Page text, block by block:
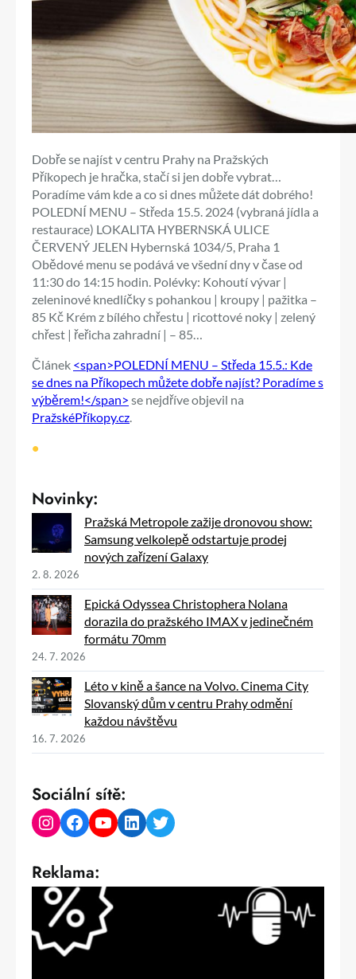
Dobře se najíst v centru Prahy na Pražských
Příkopech je hračka, stačí si jen dobře vybrat…
Poradíme vám kde a co si dnes můžete dát dobrého!
POLEDNÍ MENU – Středa 15.5. 2024 (vybraná jídla a
restaurace) LOKALITA HYBERNSKÁ ULICE
ČERVENÝ JELEN Hybernská 1034/5, Praha 1
Obědové menu se podává ve všední dny v čase od
11:30 do 14:15 hodin. Polévky: Kohoutí vývar |
zeleninové knedlíčky s pohankou | kroupy | pažitka –
85 Kč Krém z bílého chřestu | ricottové noky | zelený
chřest | řeřicha zahradní | – 85…
Článek <span>POLEDNÍ MENU – Středa 15.5.: Kde
se dnes na Příkopech můžete dobře najíst? Poradíme s
výběrem!</span> se nejdříve objevil na
PražskéPříkopy.cz.
•
Novinky:
Pražská Metropole zažije dronovou show:
Samsung velkolepě odstartuje prodej
nových zařízení Galaxy
2. 8. 2026
Epická Odyssea Christophera Nolana
dorazila do pražského IMAX v jedinečném
formátu 70mm
24. 7. 2026
Léto v kině a šance na Volvo. Cinema City
Slovanský dům v centru Prahy odmění
každou návštěvu
16. 7. 2026
Sociální sítě:
Instagram Facebook YouTube LinkedIn Twitter
Reklama: